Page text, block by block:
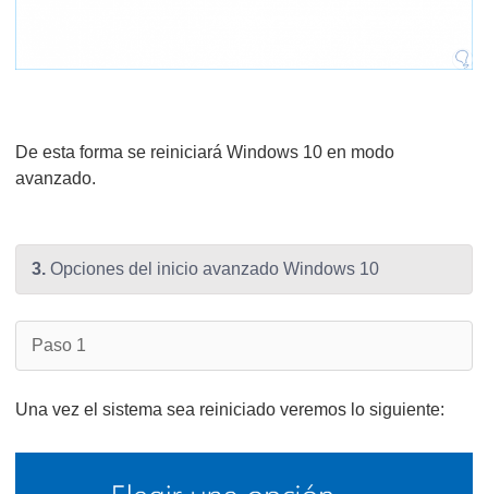
De esta forma se reiniciará Windows 10 en modo
avanzado.
3. Opciones del inicio avanzado Windows 10
Paso 1
Una vez el sistema sea reiniciado veremos lo siguiente: